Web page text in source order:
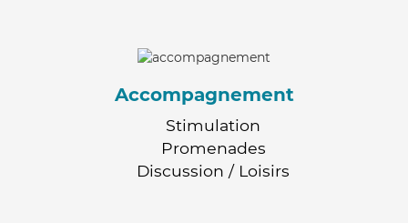
Accompagnement
Stimulation
Promenades
Discussion / Loisirs